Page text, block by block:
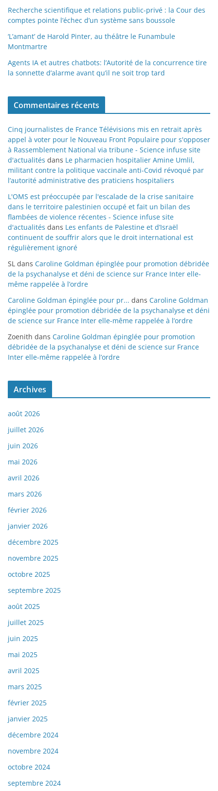
Recherche scientifique et relations public-privé : la Cour des
comptes pointe l’échec d’un système sans boussole
‘L’amant’ de Harold Pinter, au théâtre le Funambule
Montmartre
Agents IA et autres chatbots: l’Autorité de la concurrence tire
la sonnette d’alarme avant qu’il ne soit trop tard
Commentaires récents
Cinq journalistes de France Télévisions mis en retrait après
appel à voter pour le Nouveau Front Populaire pour s'opposer
à Rassemblement National via tribune - Science infuse site
d'actualités dans Le pharmacien hospitalier Amine Umlil,
militant contre la politique vaccinale anti-Covid révoqué par
l’autorité administrative des praticiens hospitaliers
L'OMS est préoccupée par l'escalade de la crise sanitaire
dans le territoire palestinien occupé et fait un bilan des
flambées de violence récentes - Science infuse site
d'actualités dans Les enfants de Palestine et d’Israël
continuent de souffrir alors que le droit international est
régulièrement ignoré
SL dans Caroline Goldman épinglée pour promotion débridée
de la psychanalyse et déni de science sur France Inter elle-
même rappelée à l’ordre
Caroline Goldman épinglée pour pr... dans Caroline Goldman
épinglée pour promotion débridée de la psychanalyse et déni
de science sur France Inter elle-même rappelée à l’ordre
Zoenith dans Caroline Goldman épinglée pour promotion
débridée de la psychanalyse et déni de science sur France
Inter elle-même rappelée à l’ordre
Archives
août 2026
juillet 2026
juin 2026
mai 2026
avril 2026
mars 2026
février 2026
janvier 2026
décembre 2025
novembre 2025
octobre 2025
septembre 2025
août 2025
juillet 2025
juin 2025
mai 2025
avril 2025
mars 2025
février 2025
janvier 2025
décembre 2024
novembre 2024
octobre 2024
septembre 2024